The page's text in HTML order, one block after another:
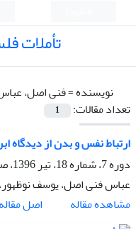
تأملات
نویسنده =فنی اصل،
تعداد مقالات:
1
ارتباط نفس و بدن از دیدگاه
دوره 7، شماره 18، تیر 1396، صفحه
عباس فنی اصل، یوسف
مشاهده مقاله
اصل مقاله